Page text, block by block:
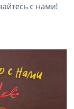
с нами!